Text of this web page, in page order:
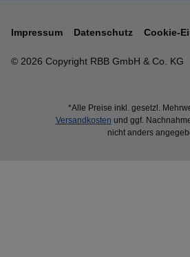
© 2026 Copyright RBB GmbH & Co. KG
Impressum Datenschutz Cookie-
*Alle Preise inkl. gesetzl.
Versandkosten und ggf.
nicht anders